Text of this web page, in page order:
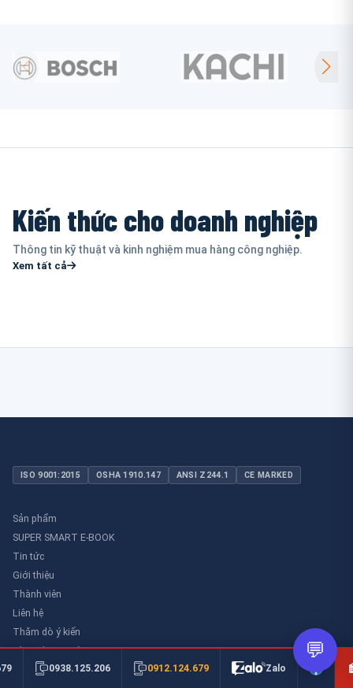
Kiến thức cho doanh nghiệp
Thông tin kỹ thuật và kinh nghiệm mua hàng công nghiệp.
Xem tất cả
ISO 9001:2015 OSHA 1910.147 ANSI Z244.1 CE MARKED
Sản phẩm
SUPER SMART E-BOOK
Tin tức
Giới thiệu
Thành viên
Liên hệ
Thăm dò ý kiến
Thư viên an toàn
0938.125.206 0912.124.679 Zalo
💬